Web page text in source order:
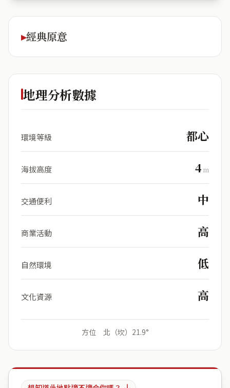
經典原意
地理分析數據
環境等級 都心
海拔高度 4 m
交通便利 中
商業活動 高
自然環境 低
文化資源 高
方位 北（坎）21.9°